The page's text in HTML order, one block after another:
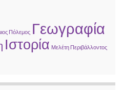
Πόλεμος Γεωγραφία
Ιστορία Μελέτη Περιβάλλοντος